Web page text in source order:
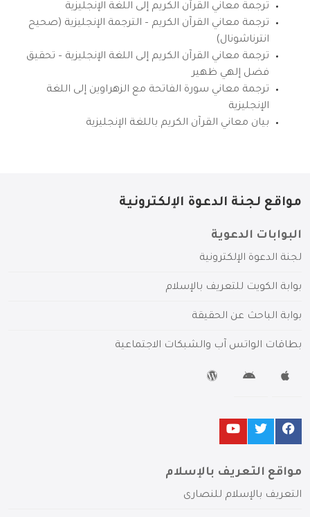
ترجمة معاني القرآن الكريم إلى اللغة الإنجليزية
ترجمة معاني القرآن الكريم – الترجمة الإنجليزية (صحيح
انترناشونال)
ترجمة معاني القرآن الكريم إلى اللغة الإنجليزية – تحقيق
فضل إلهي ظهير
ترجمة معاني سورة الفاتحة مع الزهراوين إلى اللغة
الإنجليزية
بيان معاني القرآن الكريم باللغة الإنجليزية
مواقع لجنة الدعوة الإلكترونية
البوابات الدعوية
لجنة الدعوة الإلكترونية
بوابة الكويت للتعريف بالإسلام
بوابة الباحث عن الحقيقة
بطاقات الواتس آب والشبكات الاجتماعية
مواقع التعريف بالإسلام
التعريف بالإسلام للنصارى